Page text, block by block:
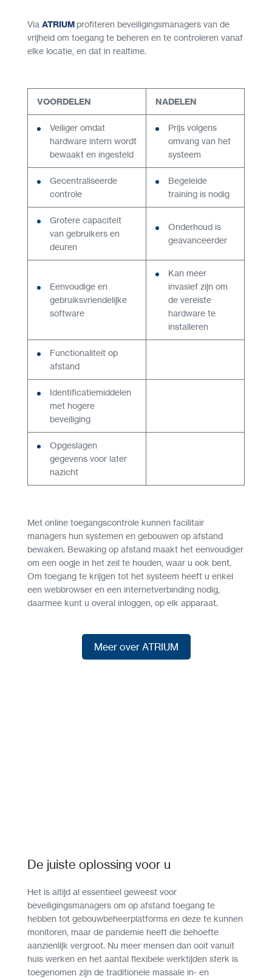
Via ATRIUM profiteren beveiligingsmanagers van de
vrijheid om toegang te beheren en te controleren vanaf
elke locatie, en dat in realtime.
VOORDELEN NADELEN
Veiliger omdat
hardware intern wordt
bewaakt en ingesteld
Prijs volgens
omvang van het
systeem
Gecentraliseerde
controle
Begeleide
training is nodig
Grotere capaciteit
van gebruikers en
deuren
Onderhoud is
geavanceerder
Eenvoudige en
gebruiksvriendelijke
software
Kan meer
invasief zijn om
de vereiste
hardware te
installeren
Functionaliteit op
afstand
Identificatiemiddelen
met hogere
beveiliging
Opgeslagen
gegevens voor later
nazicht
Met online toegangscontrole kunnen facilitair
managers hun systemen en gebouwen op afstand
bewaken. Bewaking op afstand maakt het eenvoudiger
om een oogje in het zeil te houden, waar u ook bent.
Om toegang te krijgen tot het systeem heeft u enkel
een webbrowser en een internetverbinding nodig,
daarmee kunt u overal inloggen, op elk apparaat.
Meer over ATRIUM
De juiste oplossing voor u
Het is altijd al essentieel geweest voor
beveiligingsmanagers om op afstand toegang te
hebben tot gebouwbeheerplatforms en deze te kunnen
monitoren, maar de pandemie heeft die behoefte
aanzienlijk vergroot. Nu meer mensen dan ooit vanuit
huis werken en het aantal flexibele werktijden sterk is
toegenomen zijn de traditionele massale in- en